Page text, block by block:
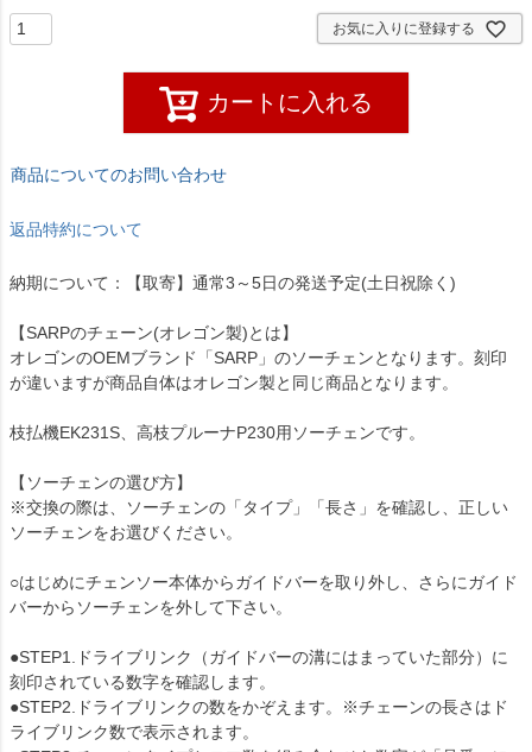
お気に入りに登録する
カートに入れる
商品についてのお問い合わせ
返品特約について
納期について：【取寄】通常3～5日の発送予定(土日祝除く)
【SARPのチェーン(オレゴン製)とは】
オレゴンのOEMブランド「SARP」のソーチェンとなります。刻印
が違いますが商品自体はオレゴン製と同じ商品となります。
枝払機EK231S、高枝プルーナP230用ソーチェンです。
【ソーチェンの選び方】
※交換の際は、ソーチェンの「タイプ」「長さ」を確認し、正しい
ソーチェンをお選びください。
○はじめにチェンソー本体からガイドバーを取り外し、さらにガイド
バーからソーチェンを外して下さい。
●STEP1.ドライブリンク（ガイドバーの溝にはまっていた部分）に
刻印されている数字を確認します。
●STEP2.ドライブリンクの数をかぞえます。※チェーンの長さはド
ライブリンク数で表示されます。